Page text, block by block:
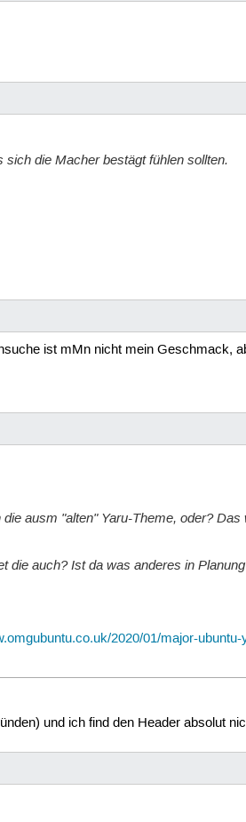
die Macher bestägt fühlen sollten.
ist mMn nicht mein Geschmack,
ausm "alten" Yaru-Theme, oder?
die auch? Ist da was anderes in
2020/01/major-
und ich find den Header absolut